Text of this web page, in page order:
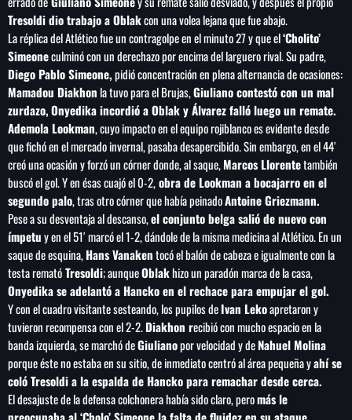
Tresoldi dio trabajo a Oblakcon una volea lejana que fue abajo.
La réplica del Atlético fue un contragolpe en el minuto 27 y que el‘Cholito’
Simeoneculminó con un derechazo por encima del larguero rival. Su padre,
Diego Pablo Simeone,pidió concentración en plena alternancia de ocasiones:
Mamadou Diakhon la tuvo para el Brujas,Giuliano contestó con un mal
zurdazo,Onyedika incordió a Oblak y Álvarez falló luego un remate.
Ademola Lookman, cuyo impacto en el equipo rojiblanco es evidente desde
que fichó en el mercado invernal, pasaba desapercibido. Sin embargo, en el 44′
creó una ocasión y forzó un córner donde, al saque,Marcos Llorentetambién
buscó el gol. Y en ésas cuajó el 0-2,obra de Lookman a bocajarro en el
segundo palo, tras otro córner que había peinadoAntoine Griezmann.
Pese a su desventaja al descanso,el conjunto belga salió de nuevo con
ímpetuy en el 51′ marcó el 1-2, dándole de la misma medicina al Atlético. En un
saque de esquina,Hans Vanakentocó el balón de cabeza e igualmente con la
testa rematóTresoldi; aunqueOblakhizo un paradón marca de la casa,
Onyedika se adelantó a Hancko en el rechace para empujar el gol.
Y con el cuadro visitante sesteando, los pupilos deIvan Lekoapretaron y
tuvieron recompensa con el 2-2.Diakhon recibió con mucho espacio en la
banda izquierda, se marchó deGiulianopor velocidad y deNahuel Molina
porque éste no estaba en su sitio, de inmediato centró al área pequeña yahí se
coló Tresoldi a la espalda de Hancko para remachar desde cerca.
El desajuste de la defensa colchonera había sido claro, peromás le